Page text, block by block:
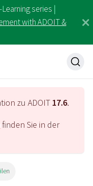
series |
with ADOIT &
zu ADOIT 17.6.
finden Sie in der